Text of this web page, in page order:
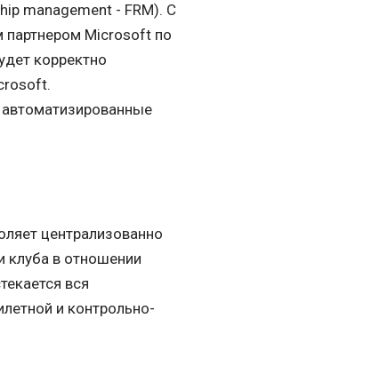
management - FRM). С
партнером Microsoft по
корректно
централизованно
клуба в отношении
вся
и контрольно-